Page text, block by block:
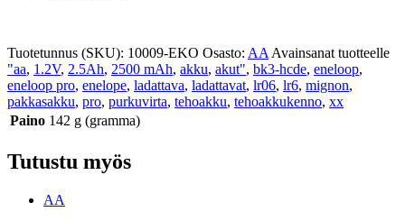
Tuotetunnus (SKU): 10009-EKO Osasto: AA Avainsanat tuotteelle
"aa, 1.2V, 2.5Ah, 2500 mAh, akku, akut", bk3-hcde, eneloop,
eneloop pro, enelope, ladattava, ladattavat, lr06, lr6, mignon,
pakkasakku, pro, purkuvirta, tehoakku, tehoakkukenno, xx
Paino 142 g (gramma)
Tutustu myös
AA